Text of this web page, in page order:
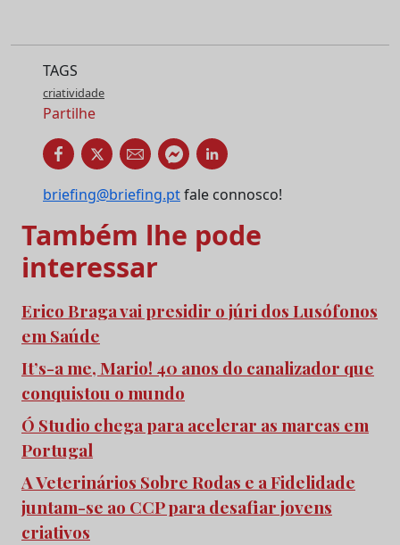
TAGS
criatividade
Partilhe
briefing@briefing.ptfale connosco!
Também lhe pode
interessar
Erico Braga vai presidir o júri dos Lusófonos
em Saúde
It’s-a me, Mario! 40 anos do canalizador que
conquistou o mundo
Ó Studio chega para acelerar as marcas em
Portugal
A Veterinários Sobre Rodas e a Fidelidade
juntam-se ao CCP para desafiar jovens
criativos